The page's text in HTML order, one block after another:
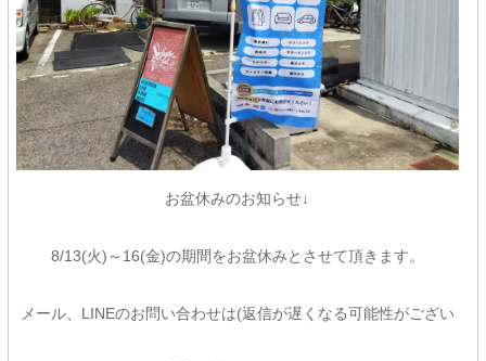
お盆休みのお知らせ↓
8/13(火)～16(金)の期間をお盆休みとさせて頂きます。
メール、LINEのお問い合わせは(返信が遅くなる可能性がござい